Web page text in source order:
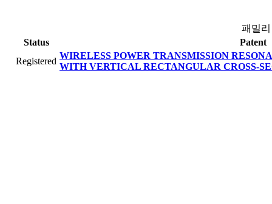
패밀
Status
Patent
Registered
WIRELESS POWER TRANSMISSION
WITH VERTICAL RECTANGULAR CROSS-